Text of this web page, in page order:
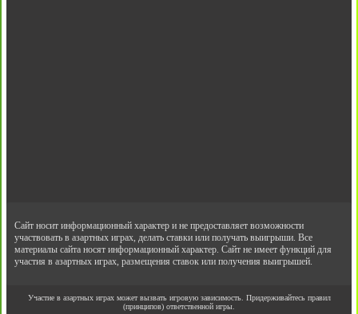
Сайт носит информационный характер и не предоставляет возможности
участвовать в азартных играх, делать ставки или получать выигрыши. Все
материалы сайта носят информационный характер. Сайт не имеет функций для
участия в азартных играх, размещения ставок или получения выигрышей.
Участие в азартных играх может вызвать игровую зависимость. Придерживайтесь правил
(принципов) ответственной игры.